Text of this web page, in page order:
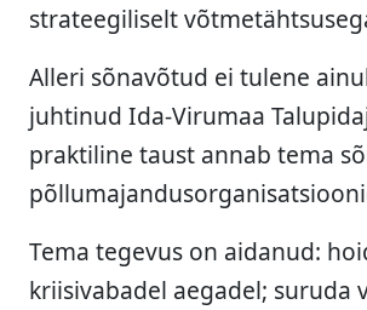
strateegiliselt
Alleri sõnavõtud ei tulene
juhtinud Ida-Virumaa
praktiline taust annab tema
Tema tegevus on aidanud:
kriisivabadel aegadel; suruda